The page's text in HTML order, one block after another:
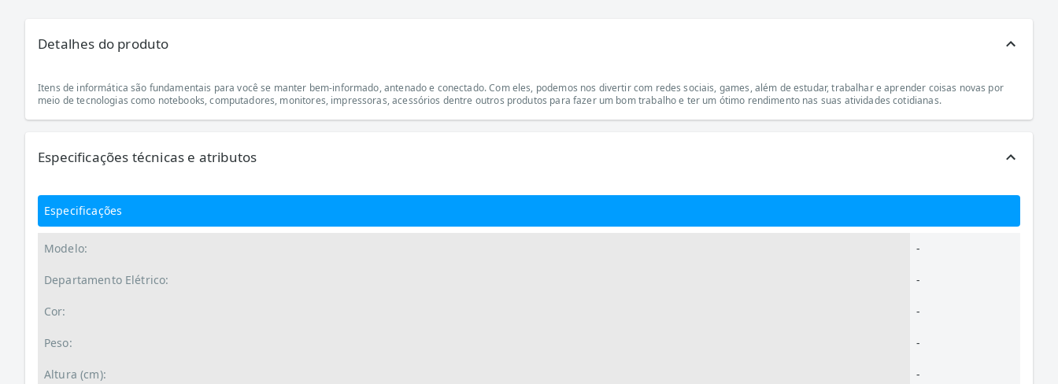
Detalhes do produto
Itens de informática são fundamentais para você se manter bem-informado, antenado e conectado. Com eles, podemos nos divertir com redes sociais, games, além de estudar, trabalhar e aprender coisas novas por
meio de tecnologias como notebooks, computadores, monitores, impressoras, acessórios dentre outros produtos para fazer um bom trabalho e ter um ótimo rendimento nas suas atividades cotidianas.
Especificações técnicas e atributos
Especificações
Modelo: -
Departamento Elétrico: -
Cor: -
Peso: -
Altura (cm): -